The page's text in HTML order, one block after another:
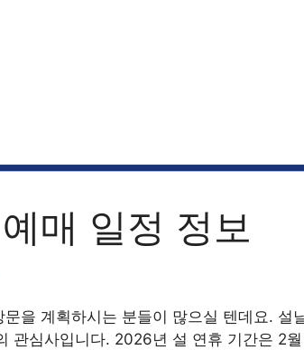
매 일정 정보
을 계획하시는 분들이 많으실 텐데요. 설
관심사입니다. 2026년 설 연휴 기간은 2